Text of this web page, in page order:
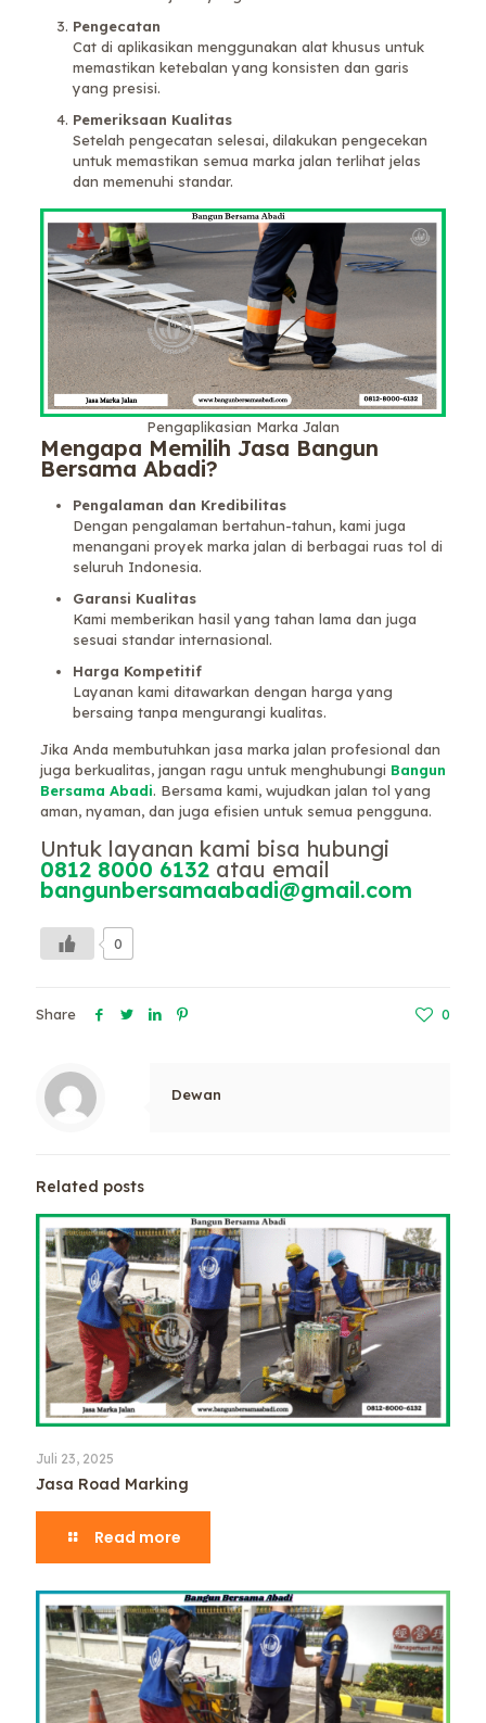
Pengecatan
Cat di aplikasikan menggunakan alat khusus untuk
memastikan ketebalan yang konsisten dan garis
yang presisi.
Pemeriksaan Kualitas
Setelah pengecatan selesai, dilakukan pengecekan
untuk memastikan semua marka jalan terlihat jelas
dan memenuhi standar.
Pengaplikasian Marka Jalan
Mengapa Memilih Jasa Bangun
Bersama Abadi?
Pengalaman dan Kredibilitas
Dengan pengalaman bertahun-tahun, kami juga
menangani proyek marka jalan di berbagai ruas tol di
seluruh Indonesia.
Garansi Kualitas
Kami memberikan hasil yang tahan lama dan juga
sesuai standar internasional.
Harga Kompetitif
Layanan kami ditawarkan dengan harga yang
bersaing tanpa mengurangi kualitas.
Jika Anda membutuhkan jasa marka jalan profesional dan
juga berkualitas, jangan ragu untuk menghubungi Bangun
Bersama Abadi. Bersama kami, wujudkan jalan tol yang
aman, nyaman, dan juga efisien untuk semua pengguna.
Untuk layanan kami bisa hubungi
0812 8000 6132atau email
bangunbersamaabadi@gmail.com
0
Share 0
Dewan
Related posts
Juli 23, 2025
Jasa Road Marking
Read more